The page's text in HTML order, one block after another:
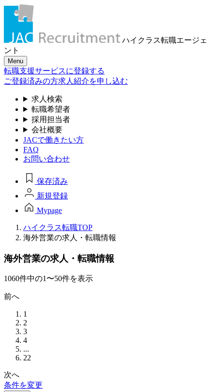
ハイクラス転職エージェ
ント
Menu
転職支援サービスに登録する
ご登録済みの方求人紹介を申し込む
求人検索
転職希望者
採用担当者
会社概要
JACで働きたい方
FAQ
お問い合わせ
保存済み
新規登録
Mypage
ハイクラス転職TOP
海外営業の求人・転職情報
海外営業の求人・転職情報
1060件中の1〜50件を表示
前へ
1
2
3
4
...
22
次へ
条件を変更